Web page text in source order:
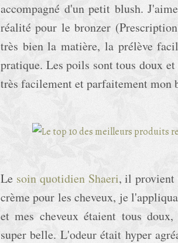
accompagné d'un petit blush.
réalité pour le bronzer
très bien la matière, la prélève
pratique. Les poils sont tous doux
très facilement et parfaitement mon
Le soin quotidien Shaeri, il provient
crème pour les cheveux, je
et mes cheveux étaient tous
super belle. L'odeur était hyper